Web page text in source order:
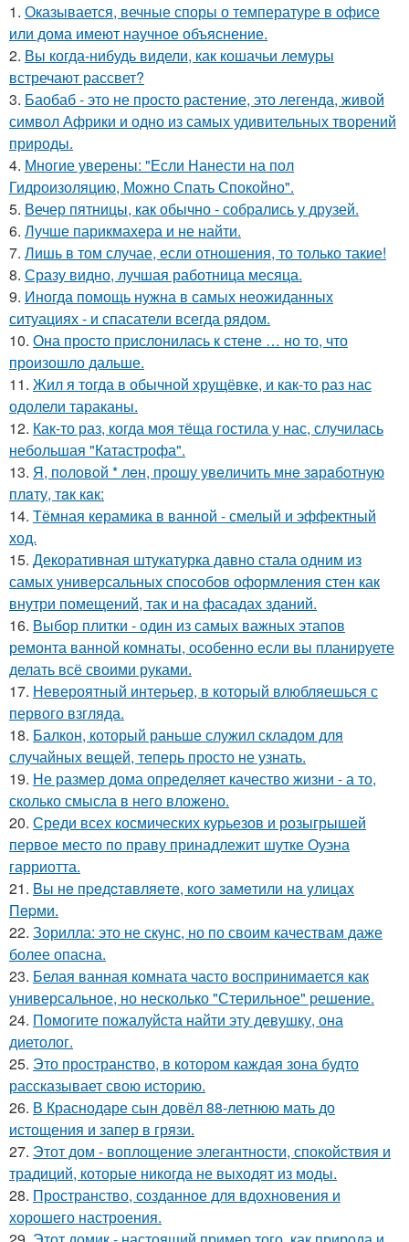
1. Оказывается, вечные споры о температуре в офисе
или дома имеют научное объяснение.
2. Вы когда-нибудь видели, как кошачьи лемуры
встречают рассвет?
3. Баобаб - это не просто растение, это легенда, живой
символ Африки и одно из самых удивительных творений
природы.
4. Многие уверены: "Если Нанести на пол
Гидроизоляцию, Можно Спать Спокойно".
5. Вечер пятницы, как обычно - собрались у друзей.
6. Лучше парикмахера и не найти.
7. Лишь в том случае, если отношения, то только такие!
8. Сразу видно, лучшая работница месяца.
9. Иногда помощь нужна в самых неожиданных
ситуациях - и спасатели всегда рядом.
10. Она просто прислонилась к стене … но то, что
произошло дальше.
11. Жил я тогда в обычной хрущёвке, и как-то раз нас
одолели тараканы.
12. Как-то раз, когда моя тёща гостила у нас, случилась
небольшая "Катастрофа".
13. Я, пoлoвoй * лeн, прoшу увeличить мнe зaрaбoтную
плaту, тaк кaк:
14. Тёмная керамика в ванной - смелый и эффектный
ход.
15. Декоративная штукатурка давно стала одним из
самых универсальных способов оформления стен как
внутри помещений, так и на фасадах зданий.
16. Выбор плитки - один из самых важных этапов
ремонта ванной комнаты, особенно если вы планируете
делать всё своими руками.
17. Невероятный интерьер, в который влюбляешься с
первого взгляда.
18. Балкон, который раньше служил складом для
случайных вещей, теперь просто не узнать.
19. Не размер дома определяет качество жизни - а то,
сколько смысла в него вложено.
20. Среди всех космических курьезов и розыгрышей
первое место по праву принадлежит шутке Оуэна
гарриотта.
21. Bы нe пpeдcтaвляeтe, кoгo зaмeтили нa yлицax
Пepми.
22. Зорилла: это не скунс, но по своим качествам даже
более опасна.
23. Белая ванная комната часто воспринимается как
универсальное, но несколько "Стерильное" решение.
24. Помогите пожалуйста найти эту девушку, она
диетолог.
25. Это пространство, в котором каждая зона будто
рассказывает свою историю.
26. В Краснодаре сын довёл 88-летнюю мать до
истощения и запер в грязи.
27. Этот дом - воплощение элегантности, спокойствия и
традиций, которые никогда не выходят из моды.
28. Пространство, созданное для вдохновения и
хорошего настроения.